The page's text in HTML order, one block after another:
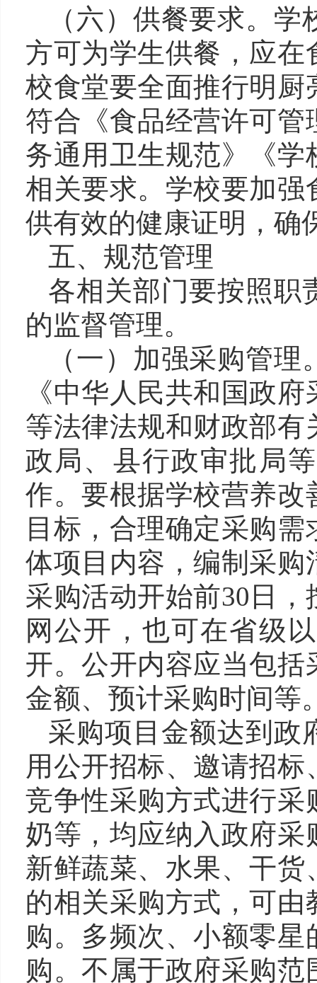
（六） 供餐要求。 学
方可为学生供餐，应
校食堂要全面推行明
符合《食品经营许可
务通用卫生规范》《
相关要求。学校要加强
供有效的健康证明，确
五、规范管理
各相关部门要按照职
的监督管理。
（一 ） 加强采购管理
《中华人民共和国政
等法律法规和财政部有
政局、县行政审批局
作。要根据学校营养
目标，合理确定采购
体项目内容，编制采
采购活动开始前30日，
网公开，也可在省级
开。公开内容应当包
金额、预计采购时间等
采购项目金额达到政
用公开招标、邀请招
竞争性采购方式进行
奶等，均应纳入政府
新鲜蔬菜、水果、干
的相关采购方式，可由
购。多频次、小额零
购。不属于政府采购